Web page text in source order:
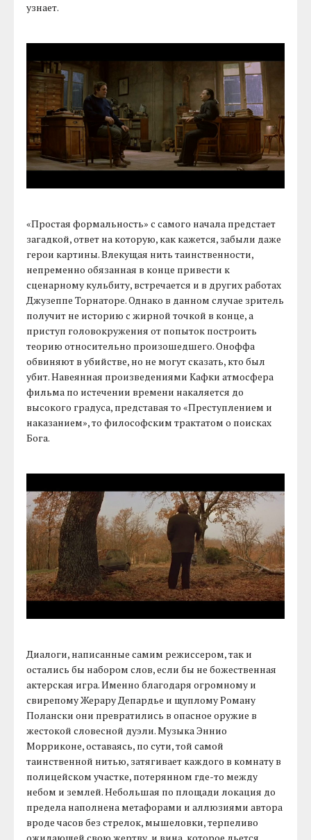
узнает.
«Простая формальность» с самого начала предстает
загадкой, ответ на которую, как кажется, забыли даже
герои картины. Влекущая нить таинственности,
непременно обязанная в конце привести к
сценарному кульбиту, встречается и в других работах
Джузеппе Торнаторе. Однако в данном случае зритель
получит не историю с жирной точкой в конце, а
приступ головокружения от попыток построить
теорию относительно произошедшего. Оноффа
обвиняют в убийстве, но не могут сказать, кто был
убит. Навеянная произведениями Кафки атмосфера
фильма по истечении времени накаляется до
высокого градуса, представая то «Преступлением и
наказанием», то философским трактатом о поисках
Бога.
Диалоги, написанные самим режиссером, так и
остались бы набором слов, если бы не божественная
актерская игра. Именно благодаря огромному и
свирепому Жерару Депардье и щуплому Роману
Полански они превратились в опасное оружие в
жестокой словесной дуэли. Музыка Эннио
Морриконе, оставаясь, по сути, той самой
таинственной нитью, затягивает каждого в комнату в
полицейском участке, потерянном где-то между
небом и землей. Небольшая по площади локация до
предела наполнена метафорами и аллюзиями автора
вроде часов без стрелок, мышеловки, терпеливо